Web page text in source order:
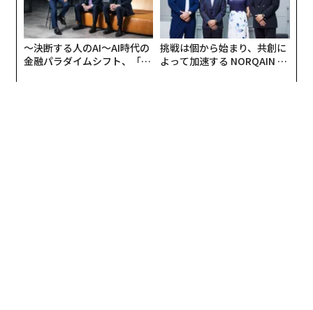
〜決断する人のAI〜AI時代の
金融パラダイムシフト、「超
挑戦は個から始まり、共創に
よって加速する NORQAIN JA